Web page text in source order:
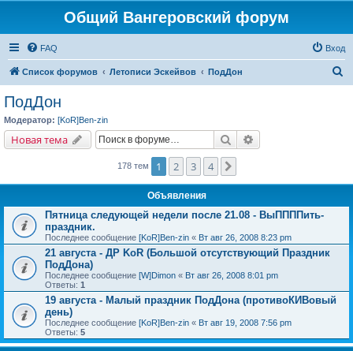
Общий Вангеровский форум
FAQ Вход
Список форумов Летописи Эскейвов ПодДон
ПодДон
Модератор: [KoR]Ben-zin
Новая тема Поиск
178 тем 1 2 3 4
Объявления
Пятница следующей недели после 21.08 - ВыППППить-
праздник.
Последнее сообщение [KoR]Ben-zin « Вт авг 26, 2008 8:23 pm
21 августа - ДР KoR (Большой отсутствующий Праздник
ПодДона)
Последнее сообщение [W]Dimon « Вт авг 26, 2008 8:01 pm
Ответы: 1
19 августа - Малый праздник ПодДона (противоКИВовый
день)
Последнее сообщение [KoR]Ben-zin « Вт авг 19, 2008 7:56 pm
Ответы: 5